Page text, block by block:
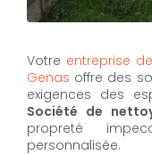
Votre entreprise
Genas offre des
exigences des
Société de
propreté
personnalisée.